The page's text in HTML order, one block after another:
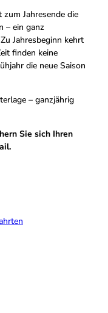
Jahresende die
– ein ganz
Jahresbeginn kehrt
finden keine
die neue Saison
– ganzjährig
Sie sich Ihren